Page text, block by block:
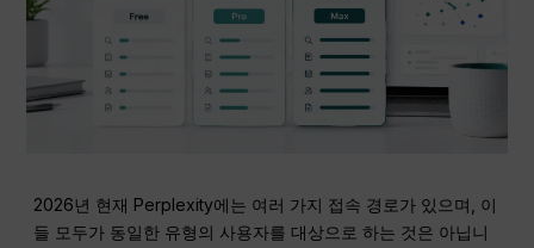
2026년 현재 Perplexity에는 여러 가지 접속 경로가 있으며, 이
들 모두가 동일한 유형의 사용자를 대상으로 하는 것은 아닙니